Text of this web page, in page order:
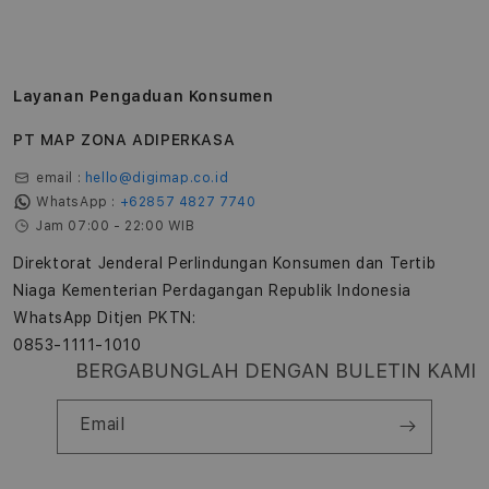
Layanan Pengaduan Konsumen
PT MAP ZONA ADIPERKASA
email : hello@digimap.co.id
WhatsApp : +62857 4827 7740
Jam 07:00 - 22:00 WIB
Direktorat Jenderal Perlindungan Konsumen dan Tertib
Niaga Kementerian Perdagangan Republik Indonesia
WhatsApp Ditjen PKTN:
0853-1111-1010
BERGABUNGLAH DENGAN BULETIN KAMI
Email